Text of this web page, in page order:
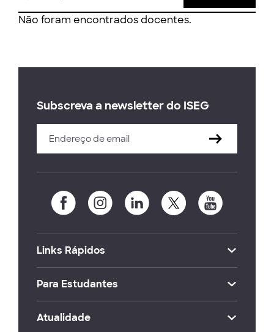
Não foram encontrados docentes.
Subscreva a newsletter do ISEG
Links Rápidos
Para Estudantes
Atualidade